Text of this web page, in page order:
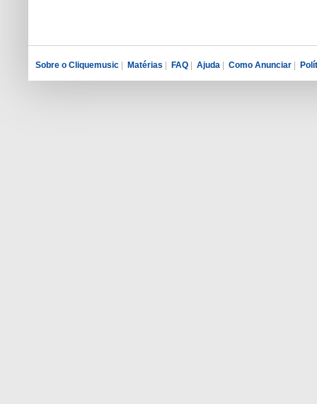
Sobre o Cliquemusic Matérias FAQ Ajuda Como Anunciar